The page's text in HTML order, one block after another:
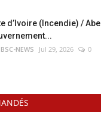
d’Ivoire (Incendie) /
NEWS Jul 29, 2026 0